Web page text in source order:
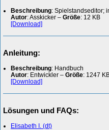
Beschreibung: Spielstandseditor;
Autor: Asskicker – Größe: 12 KB
[Download]
Anleitung:
Beschreibung: Handbuch
Autor: Entwickler – Größe: 1247
[Download]
Lösungen und FAQs:
Elisabeth I. (dt)